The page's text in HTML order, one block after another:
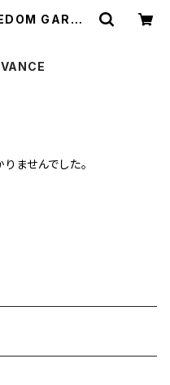
GARAG
ませんでした。